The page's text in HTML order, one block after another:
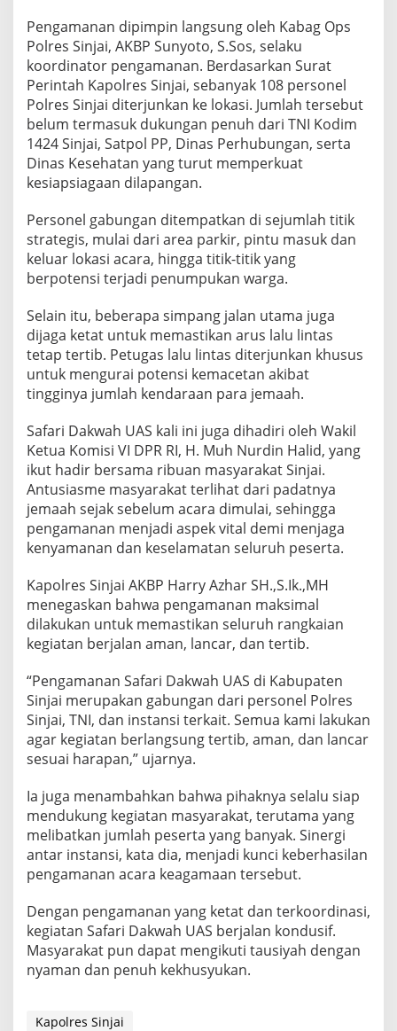
Pengamanan dipimpin langsung oleh Kabag Ops
Polres Sinjai, AKBP Sunyoto, S.Sos, selaku
koordinator pengamanan. Berdasarkan Surat
Perintah Kapolres Sinjai, sebanyak 108 personel
Polres Sinjai diterjunkan ke lokasi. Jumlah tersebut
belum termasuk dukungan penuh dari TNI Kodim
1424 Sinjai, Satpol PP, Dinas Perhubungan, serta
Dinas Kesehatan yang turut memperkuat
kesiapsiagaan dilapangan.
Personel gabungan ditempatkan di sejumlah titik
strategis, mulai dari area parkir, pintu masuk dan
keluar lokasi acara, hingga titik-titik yang
berpotensi terjadi penumpukan warga.
Selain itu, beberapa simpang jalan utama juga
dijaga ketat untuk memastikan arus lalu lintas
tetap tertib. Petugas lalu lintas diterjunkan khusus
untuk mengurai potensi kemacetan akibat
tingginya jumlah kendaraan para jemaah.
Safari Dakwah UAS kali ini juga dihadiri oleh Wakil
Ketua Komisi VI DPR RI, H. Muh Nurdin Halid, yang
ikut hadir bersama ribuan masyarakat Sinjai.
Antusiasme masyarakat terlihat dari padatnya
jemaah sejak sebelum acara dimulai, sehingga
pengamanan menjadi aspek vital demi menjaga
kenyamanan dan keselamatan seluruh peserta.
Kapolres Sinjai AKBP Harry Azhar SH.,S.Ik.,MH
menegaskan bahwa pengamanan maksimal
dilakukan untuk memastikan seluruh rangkaian
kegiatan berjalan aman, lancar, dan tertib.
“Pengamanan Safari Dakwah UAS di Kabupaten
Sinjai merupakan gabungan dari personel Polres
Sinjai, TNI, dan instansi terkait. Semua kami lakukan
agar kegiatan berlangsung tertib, aman, dan lancar
sesuai harapan,” ujarnya.
Ia juga menambahkan bahwa pihaknya selalu siap
mendukung kegiatan masyarakat, terutama yang
melibatkan jumlah peserta yang banyak. Sinergi
antar instansi, kata dia, menjadi kunci keberhasilan
pengamanan acara keagamaan tersebut.
Dengan pengamanan yang ketat dan terkoordinasi,
kegiatan Safari Dakwah UAS berjalan kondusif.
Masyarakat pun dapat mengikuti tausiyah dengan
nyaman dan penuh kekhusyukan.
Kapolres Sinjai